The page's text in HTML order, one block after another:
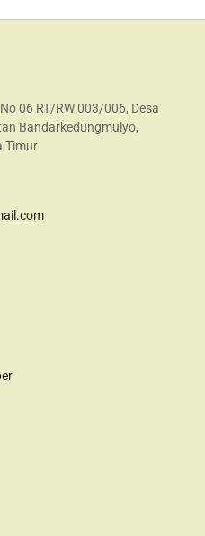
06 RT/RW 003/006, Desa
Bandarkedungmulyo,
Timur